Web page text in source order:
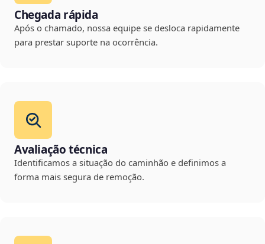
Chegada rápida
Após o chamado, nossa equipe se desloca rapidamente
para prestar suporte na ocorrência.
Avaliação técnica
Identificamos a situação do caminhão e definimos a
forma mais segura de remoção.